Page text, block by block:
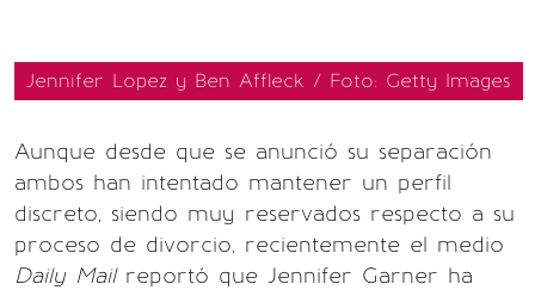
Jennifer Lopez y Ben Affleck / Foto: Getty Images
Aunque desde que se anunció su separación
ambos han intentado mantener un perfil
discreto, siendo muy reservados respecto a su
proceso de divorcio, recientemente el medio
Daily Mailreportó que Jennifer Garner ha